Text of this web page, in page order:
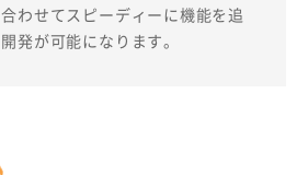
わせてスピーディーに機能を追
発が可能になります。